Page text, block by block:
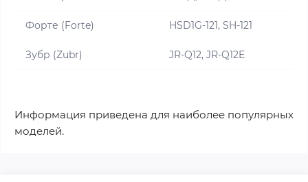
Форте (Forte) HSD1G-121, SH-121
Зубр (Zubr) JR-Q12, JR-Q12E
Информация приведена для наиболее популярных
моделей.